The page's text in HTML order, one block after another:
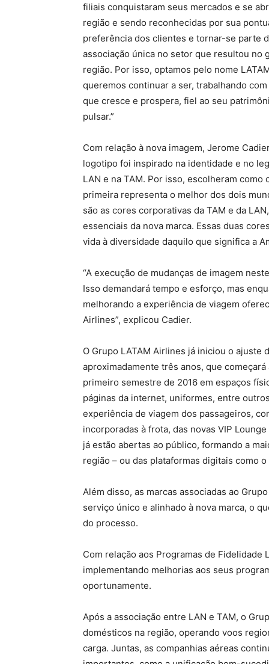
filiais conquistaram seus mercados e se
região e sendo reconhecidas por sua
preferência dos clientes e tornar-se parte
associação única no setor que resultou no
região. Por isso, optamos pelo nome
queremos continuar a ser, trabalhando
que cresce e prospera, fiel ao seu
pulsar.”
Com relação à nova imagem, Jerome
logotipo foi inspirado na identidade e no
LAN e na TAM. Por isso, escolheram
primeira representa o melhor dos dois
são as cores corporativas da TAM e da
essenciais da nova marca. Essas duas
vida à diversidade daquilo que significa a
“A execução de mudanças de imagem
Isso demandará tempo e esforço, mas
melhorando a experiência de viagem
Airlines”, explicou Cadier.
O Grupo LATAM Airlines já iniciou o ajuste
aproximadamente três anos, que
primeiro semestre de 2016 em espaços
páginas da internet, uniformes, entre
experiência de viagem dos passageiros,
incorporadas à frota, das novas VIP
já estão abertas ao público, formando a
região – ou das plataformas digitais como
Além disso, as marcas associadas ao
serviço único e alinhado à nova marca, o
do processo.
Com relação aos Programas de Fidelidade
implementando melhorias aos seus
oportunamente.
Após a associação entre LAN e TAM, o
domésticos na região, operando voos
carga. Juntas, as companhias aéreas